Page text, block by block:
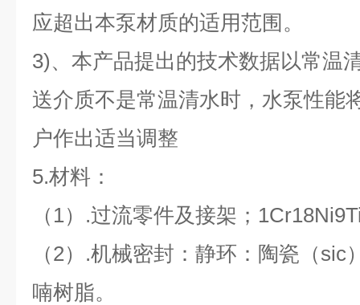
应超出本泵材质的适用范围。
3)、本产品提出的技术数据以常温
送介质不是常温清水时，水泵性能
户作出适当调整
5.材料：
（1）.过流零件及接架；
（2）.机械密封：静环：陶瓷（
喃树脂。